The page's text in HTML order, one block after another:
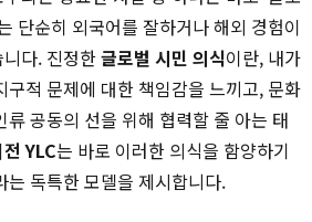
단순히 외국어를 잘하거나 해외 경험이
다. 진정한글로벌 시민 의식이란, 내가
구적 문제에 대한 책임감을 느끼고, 문화
류 공동의 선을 위해 협력할 줄 아는 태
YLC는 바로 이러한 의식을 함양하기
독특한 모델을 제시합니다.